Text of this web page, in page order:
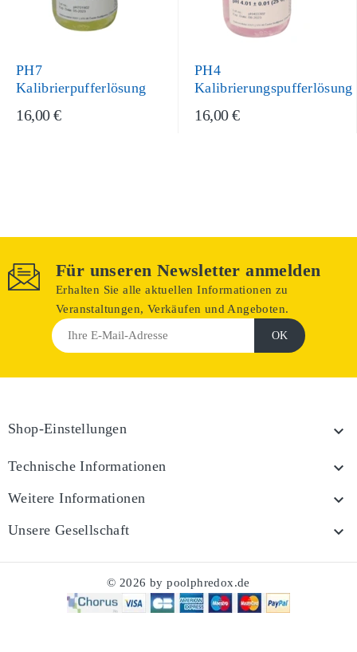
PH7
Kalibrierpufferlösung
16,00 €
PH4
Kalibrierungspufferlösung
16,00 €
Für unseren Newsletter anmelden
Erhalten Sie alle aktuellen Informationen zu
Veranstaltungen, Verkäufen und Angeboten.
Shop-Einstellungen 
Technische Informationen 
Weitere Informationen 
Unsere Gesellschaft 
© 2026 by poolphredox.de